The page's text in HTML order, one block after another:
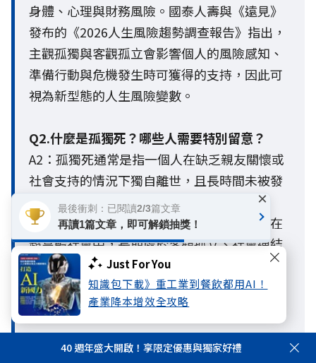
Just For You
知識包下載》重工業到餐飲都用AI！
產業降本增效全攻略
身體、心理與財務風險。國泰人壽與《遠見》
發布的《2026人生風險趨勢調查報告》指出，
主觀孤獨與客觀孤立會影響個人的風險感知、
準備行動與危機發生時可獲得的支持，因此可
視為新型態的人生風險變數。
Q2.什麼是孤獨死？哪些人需要特別留意？
A2：孤獨死通常是指一個人在缺乏親友關懷或
社會支持的情況下獨自離世，且長時間未被發
現的情形。一般人常以為只有高齡者才有風
險，但隨著少子化、單身與獨居人口增加，在
超高齡社會中，長期處於客觀孤立、社會連結
薄弱或缺乏支持網絡的人，都面臨較高風險。
這也警示現代人，老後生活防護網的建構必須
提早啟動。
Q3. 孤獨與孤立有什麼不同？
40 週年盛大開啟！享限定優惠與獨家好禮
最後衝刺：已閱讀2/3篇文章
再讀1篇文章，即可解鎖抽獎！
×